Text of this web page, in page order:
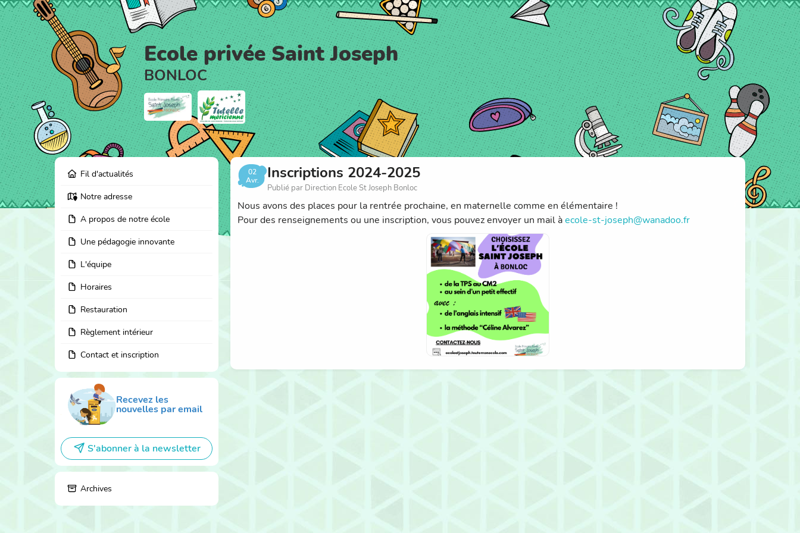
Ecole privée Saint Joseph
BONLOC
Fil d'actualités
Notre adresse
A propos de notre école
Une pédagogie innovante
L'équipe
Horaires
Restauration
Règlement intérieur
Contact et inscription
Recevez les
nouvelles par email
S'abonner à la newsletter
Archives
02
Avr.
Inscriptions 2024-2025
Publié par Direction Ecole St Joseph Bonloc
Nous avons des places pour la rentrée prochaine, en maternelle comme en élémentaire !
Pour des renseignements ou une inscription, vous pouvez envoyer un mail àecole-st-joseph@wanadoo.fr